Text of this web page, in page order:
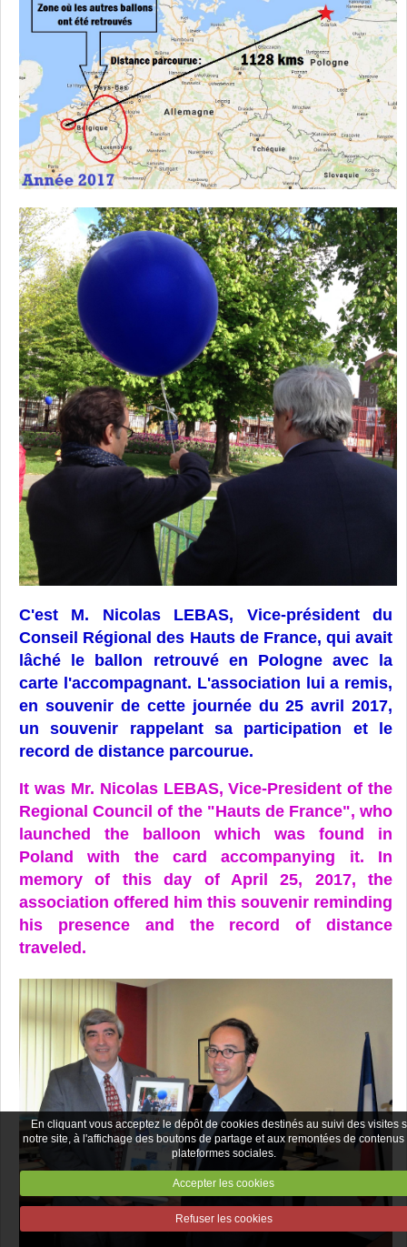
C'est M. Nicolas LEBAS, Vice-président du
Conseil Régional des Hauts de France, qui avait
lâché le ballon retrouvé en Pologne avec la
carte l'accompagnant. L'association lui a remis,
en souvenir de cette journée du 25 avril 2017,
un souvenir rappelant sa participation et le
record de distance parcourue.
It was Mr. Nicolas LEBAS, Vice-President of the
Regional Council of the "Hauts de France", who
launched the balloon which was found in
Poland with the card accompanying it. In
memory of this day of April 25, 2017, the
association offered him this souvenir reminding
his presence and the record of distance
traveled.
En cliquant vous acceptez le dépôt de cookies destinés au suivi des visites
notre site, à l'affichage des boutons de partage et aux remontées de contenus
plateformes sociales.
Accepter les cookies
Refuser les cookies